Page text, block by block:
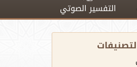
التفسير الصوتي